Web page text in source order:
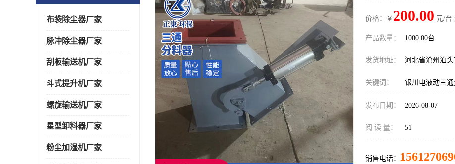
布袋除尘器厂家
脉冲除尘器厂家
刮板输送机厂家
斗式提升机厂家
螺旋输送机厂家
星型卸料器厂家
粉尘加湿机厂家
价格：￥ 200.00 元/台
产品数量： 1000.00台
发货地址： 河北省沧州泊头
关键词： 银川电液动三
发布日期： 2026-08-07
阅 读 量： 51
销售电话：